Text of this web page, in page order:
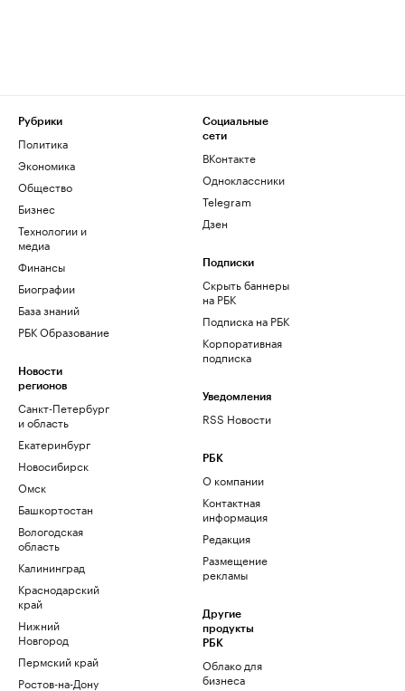
Рубрики
Политика
Экономика
Общество
Бизнес
Технологии и
медиа
Финансы
Биографии
База знаний
РБК Образование
Новости
регионов
Санкт-Петербург
и область
Екатеринбург
Новосибирск
Омск
Башкортостан
Вологодская
область
Калининград
Краснодарский
край
Нижний
Новгород
Пермский край
Ростов-на-Дону
Социальные
сети
ВКонтакте
Одноклассники
Telegram
Дзен
Подписки
Скрыть баннеры
на РБК
Подписка на РБК
Корпоративная
подписка
Уведомления
RSS Новости
РБК
О компании
Контактная
информация
Редакция
Размещение
рекламы
Другие
продукты
РБК
Облако для
бизнеса